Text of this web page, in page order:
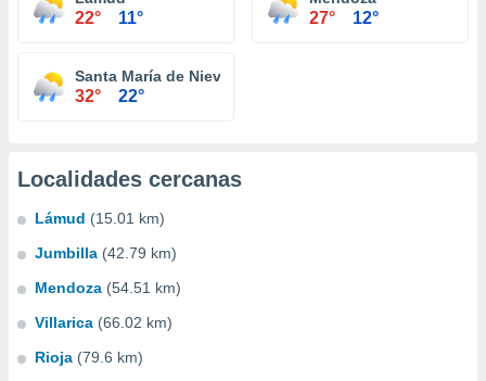
22° 11° 27° 12°
Santa María de Nieva
32° 22°
Localidades cercanas
Lámud (15.01 km)
Jumbilla (42.79 km)
Mendoza (54.51 km)
Villarica (66.02 km)
Rioja (79.6 km)